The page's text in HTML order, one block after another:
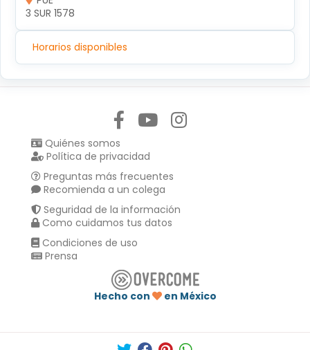
3 SUR 1578
Horarios disponibles
Quiénes somos
Política de privacidad
Preguntas más frecuentes
Recomienda a un colega
Seguridad de la información
Como cuidamos tus datos
Condiciones de uso
Prensa
Hecho con
en México